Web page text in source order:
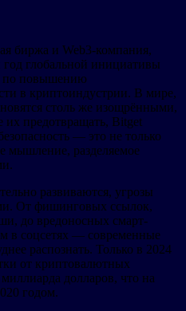
биржа и Web3-компания,
глобальной инициативы
по повышению
в криптоиндустрии. В мире,
столь же изощрёнными,
их предотвращать, Bitget
— это не только
мышление, разделяемое
развиваются, угрозы
От фишинговых ссылок,
до вредоносных смарт-
в соцсетях — современные
распознать. Только в 2024
от криптовалютных
долларов, что на
годом.